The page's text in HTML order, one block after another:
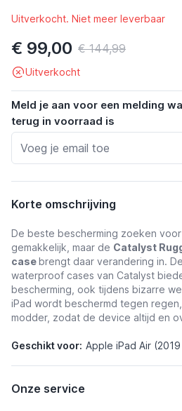
Uitverkocht. Niet meer leverbaar
€ 99,00 € 144,99
Uitverkocht
Meld je aan voor een melding
terug in voorraad is
Korte omschrijving
De beste bescherming zoeken
gemakkelijk, maar de Catalyst
casebrengt daar verandering in.
waterproof cases van Catalyst
bescherming, ook tijdens bizarre
iPad wordt beschermd tegen
modder, zodat de device altijd en
Geschikt voor: Apple iPad Air
Onze service